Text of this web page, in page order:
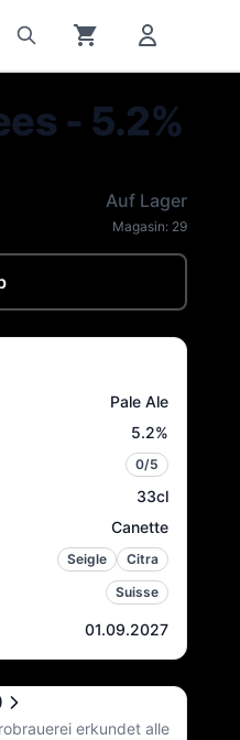
- 5.2%
Auf Lager
Magasin: 29
Pale Ale
5.2%
0/5
33cl
Canette
Seigle Citra
Suisse
01.09.2027
erkundet alle